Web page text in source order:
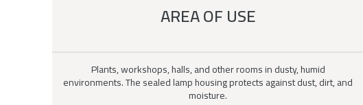
AREA OF USE
Plants, workshops, halls, and other rooms in dusty, humid
environments. The sealed lamp housing protects against dust, dirt, and
moisture.